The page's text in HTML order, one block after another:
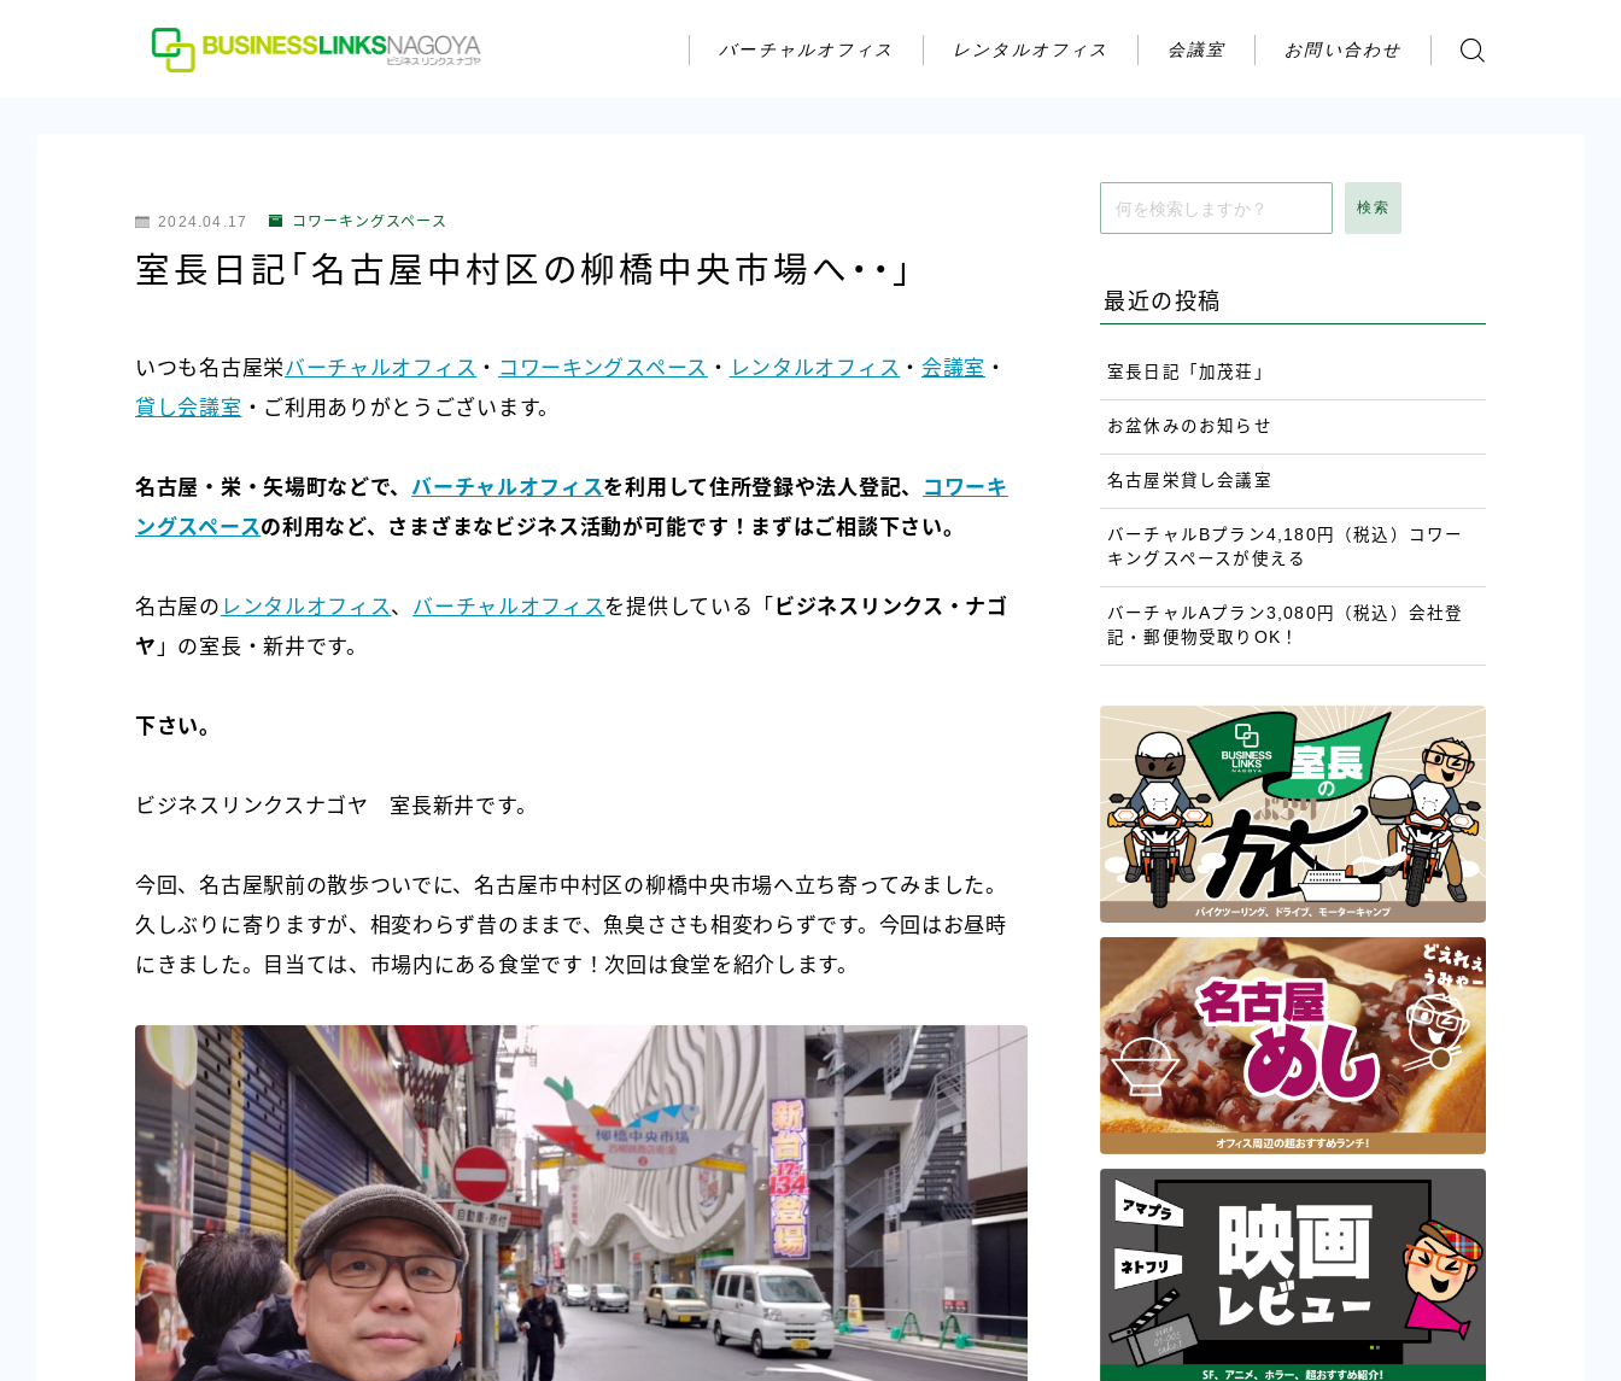
バーチャルオフィス レンタルオフィス 会議室 お問い合わせ
アクセス
2024.04.17 コワーキングスペース
室長日記「名古屋中村区の柳橋中央市場へ・・」
いつも名古屋栄バーチャルオフィス ・ コワーキングスペース ・ レンタルオフィス ・ 会議室 ・
貸し会議室 ・ご利用ありがとうございます。
名古屋・栄・矢場町などで、バーチャルオフィスを利用して住所登録や法人登記、
コワーキ
ングスペースの利用など、さまざまなビジネス活動が可能です！まずはご相談下さい。
名古屋の レンタルオフィス、 バーチャルオフィスを提供している「 ビジネスリンクス・ナゴ
ヤ 」の室長・新井です。
下さい。
ビジネスリンクスナゴヤ 室長新井です。
今回、名古屋駅前の散歩ついでに、名古屋市中村区の柳橋中央市場へ立ち寄ってみました。
久しぶりに寄りますが、相変わらず昔のままで、魚臭ささも相変わらずです。今回はお昼時
にきました。目当ては、市場内にある食堂です！次回は食堂を紹介します。
検索
最近の投稿
室長日記「加茂荘」
お盆休みのお知らせ
名古屋栄貸し会議室
バーチャルBプラン4,180円（税込）コワー
キングスペースが使える
バーチャルAプラン3,080円（税込）会社登
記・郵便物受取りOK！